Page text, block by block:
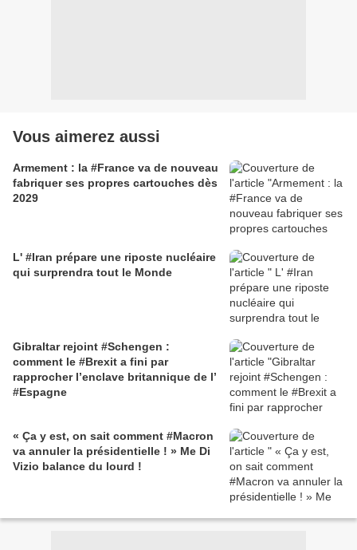
Vous aimerez aussi
Armement : la #France va de nouveau
fabriquer ses propres cartouches dès
2029
L' #Iran prépare une riposte nucléaire
qui surprendra tout le Monde
Gibraltar rejoint #Schengen :
comment le #Brexit a fini par
rapprocher l’enclave britannique de l’
#Espagne
« Ça y est, on sait comment #Macron
va annuler la présidentielle ! » Me Di
Vizio balance du lourd !